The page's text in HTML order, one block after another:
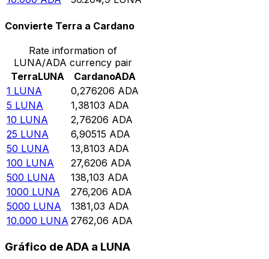
Convierte Terra a Cardano
Rate information of
LUNA/ADA currency pair
TerraLUNA CardanoADA
1 LUNA 0,276206 ADA
5 LUNA 1,38103 ADA
10 LUNA 2,76206 ADA
25 LUNA 6,90515 ADA
50 LUNA 13,8103 ADA
100 LUNA 27,6206 ADA
500 LUNA 138,103 ADA
1000 LUNA 276,206 ADA
5000 LUNA 1381,03 ADA
10.000 LUNA 2762,06 ADA
Gráfico de ADA a LUNA